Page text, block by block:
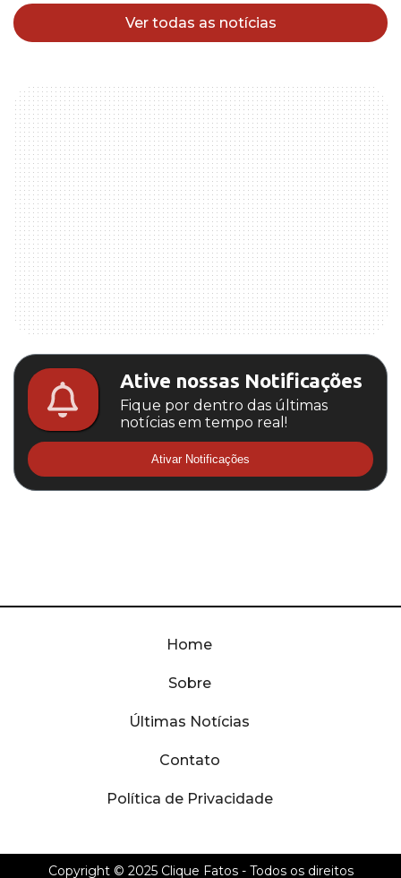
Ver todas as notícias
Ative nossas Notificações
Fique por dentro das últimas
notícias em tempo real!
Ativar Notificações
Home
Sobre
Últimas Notícias
Contato
Política de Privacidade
Copyright © 2025 Clique Fatos- Todos os direitos